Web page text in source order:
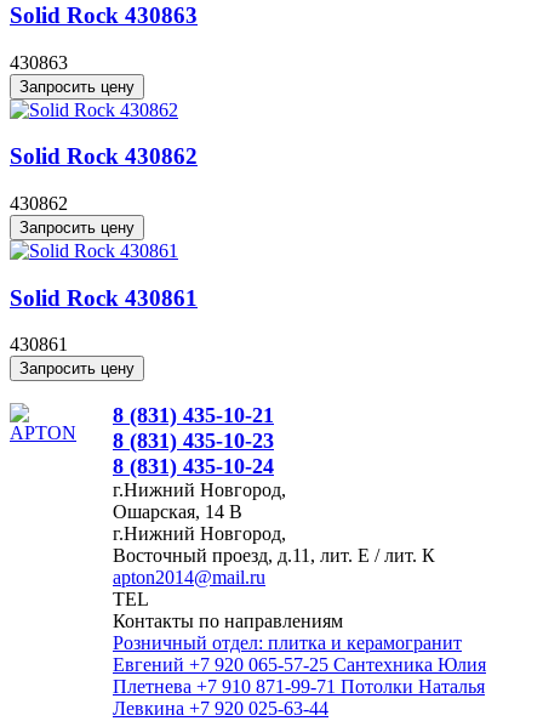
Solid Rock 430863
430863
Запросить цену
Solid Rock 430862
430862
Запросить цену
Solid Rock 430861
430861
Запросить цену
8 (831) 435-10-21
8 (831) 435-10-23
8 (831) 435-10-24
г.Нижний Новгород,
Ошарская, 14 В
г.Нижний Новгород,
Восточный проезд, д.11, лит. Е / лит. К
apton2014@mail.ru
TEL
Контакты по направлениям
Розничный отдел: плитка и керамогранит
Евгений +7 920 065-57-25 Сантехника Юлия
Плетнева +7 910 871-99-71 Потолки Наталья
Левкина +7 920 025-63-44